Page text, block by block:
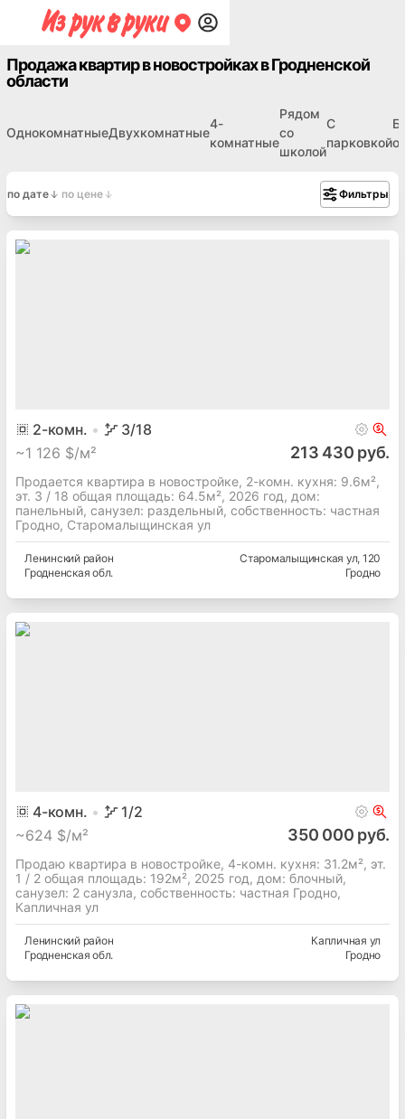
Продажа квартир в новостройках в Гродненской
области
ОднокомнатныеДвухкомнатные
4-
комнатные
Рядом
со
школой
С
парковкой
по дате по цене Фильтры
2-комн. 3/18
~1 126 $/м² 213 430 руб.
Продается квартира в новостройке, 2-комн. кухня: 9.6м²,
эт. 3 / 18 общая площадь: 64.5м², 2026 год, дом:
панельный, cанузел: раздельный, собственность: частная
Гродно, Старомалыщинская ул
Ленинскийрайон
Гродненская обл.
Старомалыщинская ул, 120
Гродно
4-комн. 1/2
~624 $/м² 350 000 руб.
Продаю квартира в новостройке, 4-комн. кухня: 31.2м², эт.
1 / 2 общая площадь: 192м², 2025 год, дом: блочный,
cанузел: 2 санузла, собственность: частная Гродно,
Капличная ул
Ленинскийрайон
Гродненская обл.
Капличная ул
Гродно